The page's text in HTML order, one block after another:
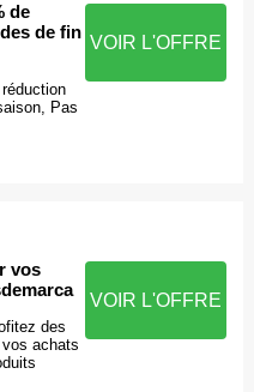
de
de fin
Pas
VOIR L'OFFRE
vos
des
achats
VOIR L'OFFRE